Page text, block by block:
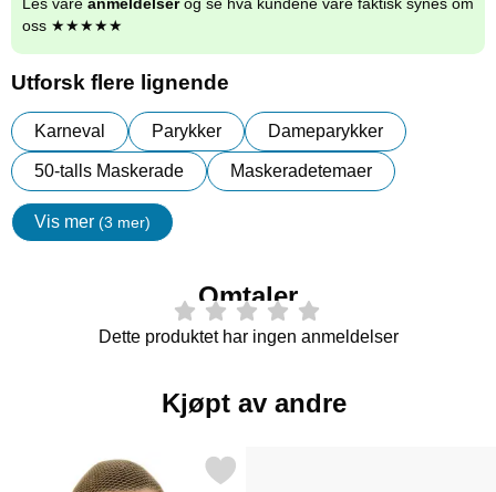
oss ★★★★★
Utforsk flere lignende
Karneval Parykker Dameparykker
50-talls Maskerade Maskeradetemaer
Vis mer (3 mer)
egenskaper
Omtaler
Dette produktet har ingen anmeldelser
Kjøpt av andre
Merk parykknett som favoritt